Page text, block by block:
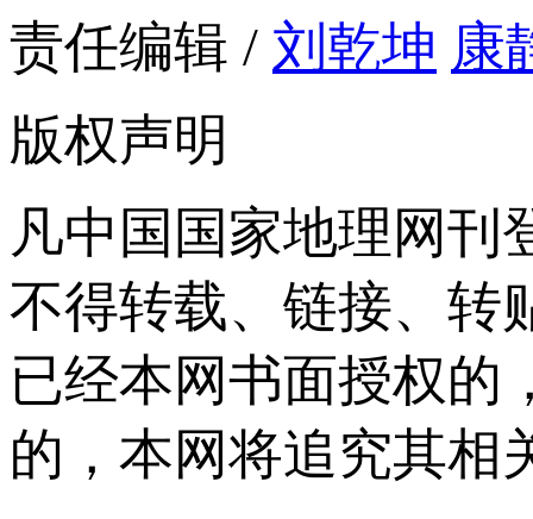
责任编辑 / 刘乾坤 康
版权声明
凡中国国家地理网刊
不得转载、链接、转
已经本网书面授权的
的，本网将追究其相